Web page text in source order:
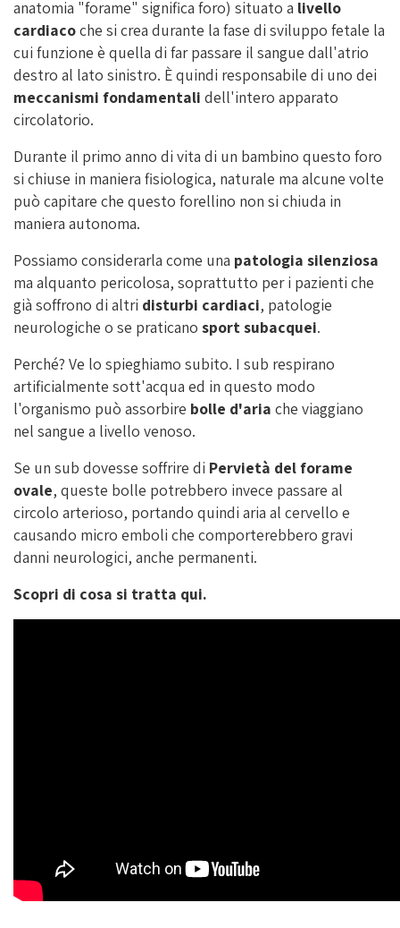
anatomia "forame" significa foro) situato a livello
cardiacoche si crea durante la fase di sviluppo fetale la
cui funzione è quella di far passare il sangue dall'atrio
destro al lato sinistro. È quindi responsabile di uno dei
meccanismi fondamentali dell'intero apparato
circolatorio.
Durante il primo anno di vita di un bambino questo foro
si chiuse in maniera fisiologica, naturale ma alcune volte
può capitare che questo forellino non si chiuda in
maniera autonoma.
Possiamo considerarla come una patologia silenziosa
ma alquanto pericolosa, soprattutto per i pazienti che
già soffrono di altri disturbi cardiaci, patologie
neurologiche o se praticano sport subacquei.
Perché? Ve lo spieghiamo subito. I sub respirano
artificialmente sott'acqua ed in questo modo
l'organismo può assorbire bolle d'aria che viaggiano
nel sangue a livello venoso.
Se un sub dovesse soffrire di Pervietà del forame
ovale, queste bolle potrebbero invece passare al
circolo arterioso, portando quindi aria al cervello e
causando micro emboli che comporterebbero gravi
danni neurologici, anche permanenti.
Scopri di cosa si tratta qui.